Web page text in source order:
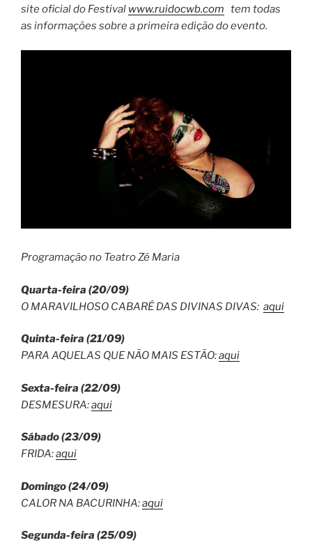
site oficial do Festival www.ruidocwb.com tem todas
as informações sobre a primeira edição do evento.
Programação no Teatro Zé Maria
Quarta-feira (20/09)
O MARAVILHOSO CABARÉ DAS DIVINAS DIVAS: aqui
Quinta-feira (21/09)
PARA AQUELAS QUE NÃO MAIS ESTÃO:aqui
Sexta-feira (22/09)
DESMESURA:aqui
Sábado (23/09)
FRIDA:aqui
Domingo (24/09)
CALOR NA BACURINHA:aqui
Segunda-feira (25/09)